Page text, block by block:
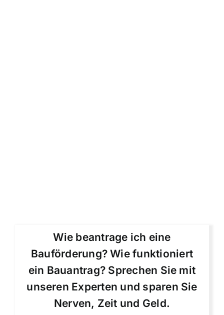
Wie beantrage ich eine
Bauförderung? Wie funktioniert
ein Bauantrag? Sprechen Sie mit
unseren Experten und sparen Sie
Nerven, Zeit und Geld.